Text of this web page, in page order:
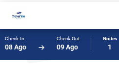
Check-In
08 Ago
Check-Out
09 Ago
Noites
1